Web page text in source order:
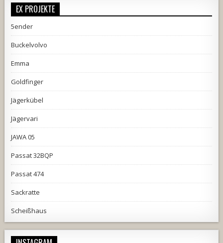
EX PROJEKTE
5ender
Buckelvolvo
Emma
Goldfinger
Jägerkübel
Jägervari
JAWA 05
Passat 32BQP
Passat 474
Sackratte
Scheißhaus